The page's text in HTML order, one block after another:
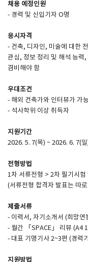
SPACE 소개
기사문의
광고문의
채용 예정인원
- 경력 및 신입기자 O명
응시자격
- 건축, 디자인, 미술에 대한
관심, 정보 정리 및 해석 능력
겸비해야 함
우대조건
- 해외 건축가와 인터뷰가 가
- 석사학위 이상 취득자
지원기간
2026. 5. 7(목) ~ 2026. 6. 7(
전형방법
1차 서류전형 > 2차 필기시
(서류전형 합격자 발표는 따
제출서류
- 이력서, 자기소개서 (희망연
- 월간 「SPACE」 리뷰 (A4
- 대표 기명기사 2~3편 (경력
지원방법